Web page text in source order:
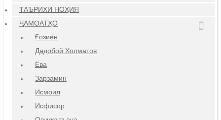
ТАЪРИХИ НОҲИЯ
ҶАМОАТҲО
Ғозиён
Дадобой Холматов
Ёва
Зарзамин
Исмоил
Исфисор